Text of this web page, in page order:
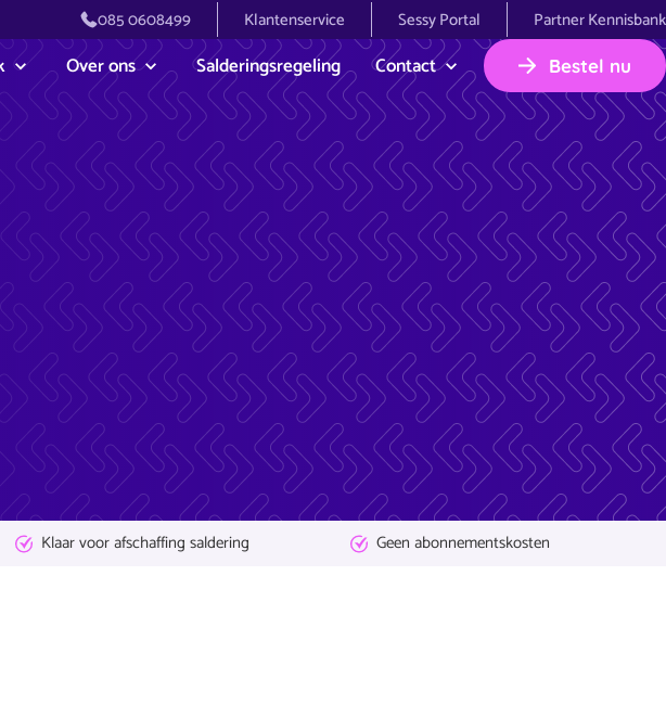
085 0608499 Klantenservice Sessy Portal Partner Kennisbank
Over ons Salderingsregeling Contact Bestel nu
Klaar voor afschaffing saldering Geen abonnementskosten